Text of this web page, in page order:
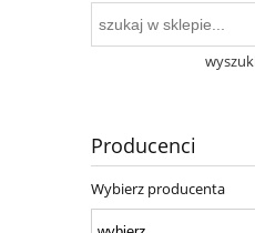
Producenci
Wybierz producenta